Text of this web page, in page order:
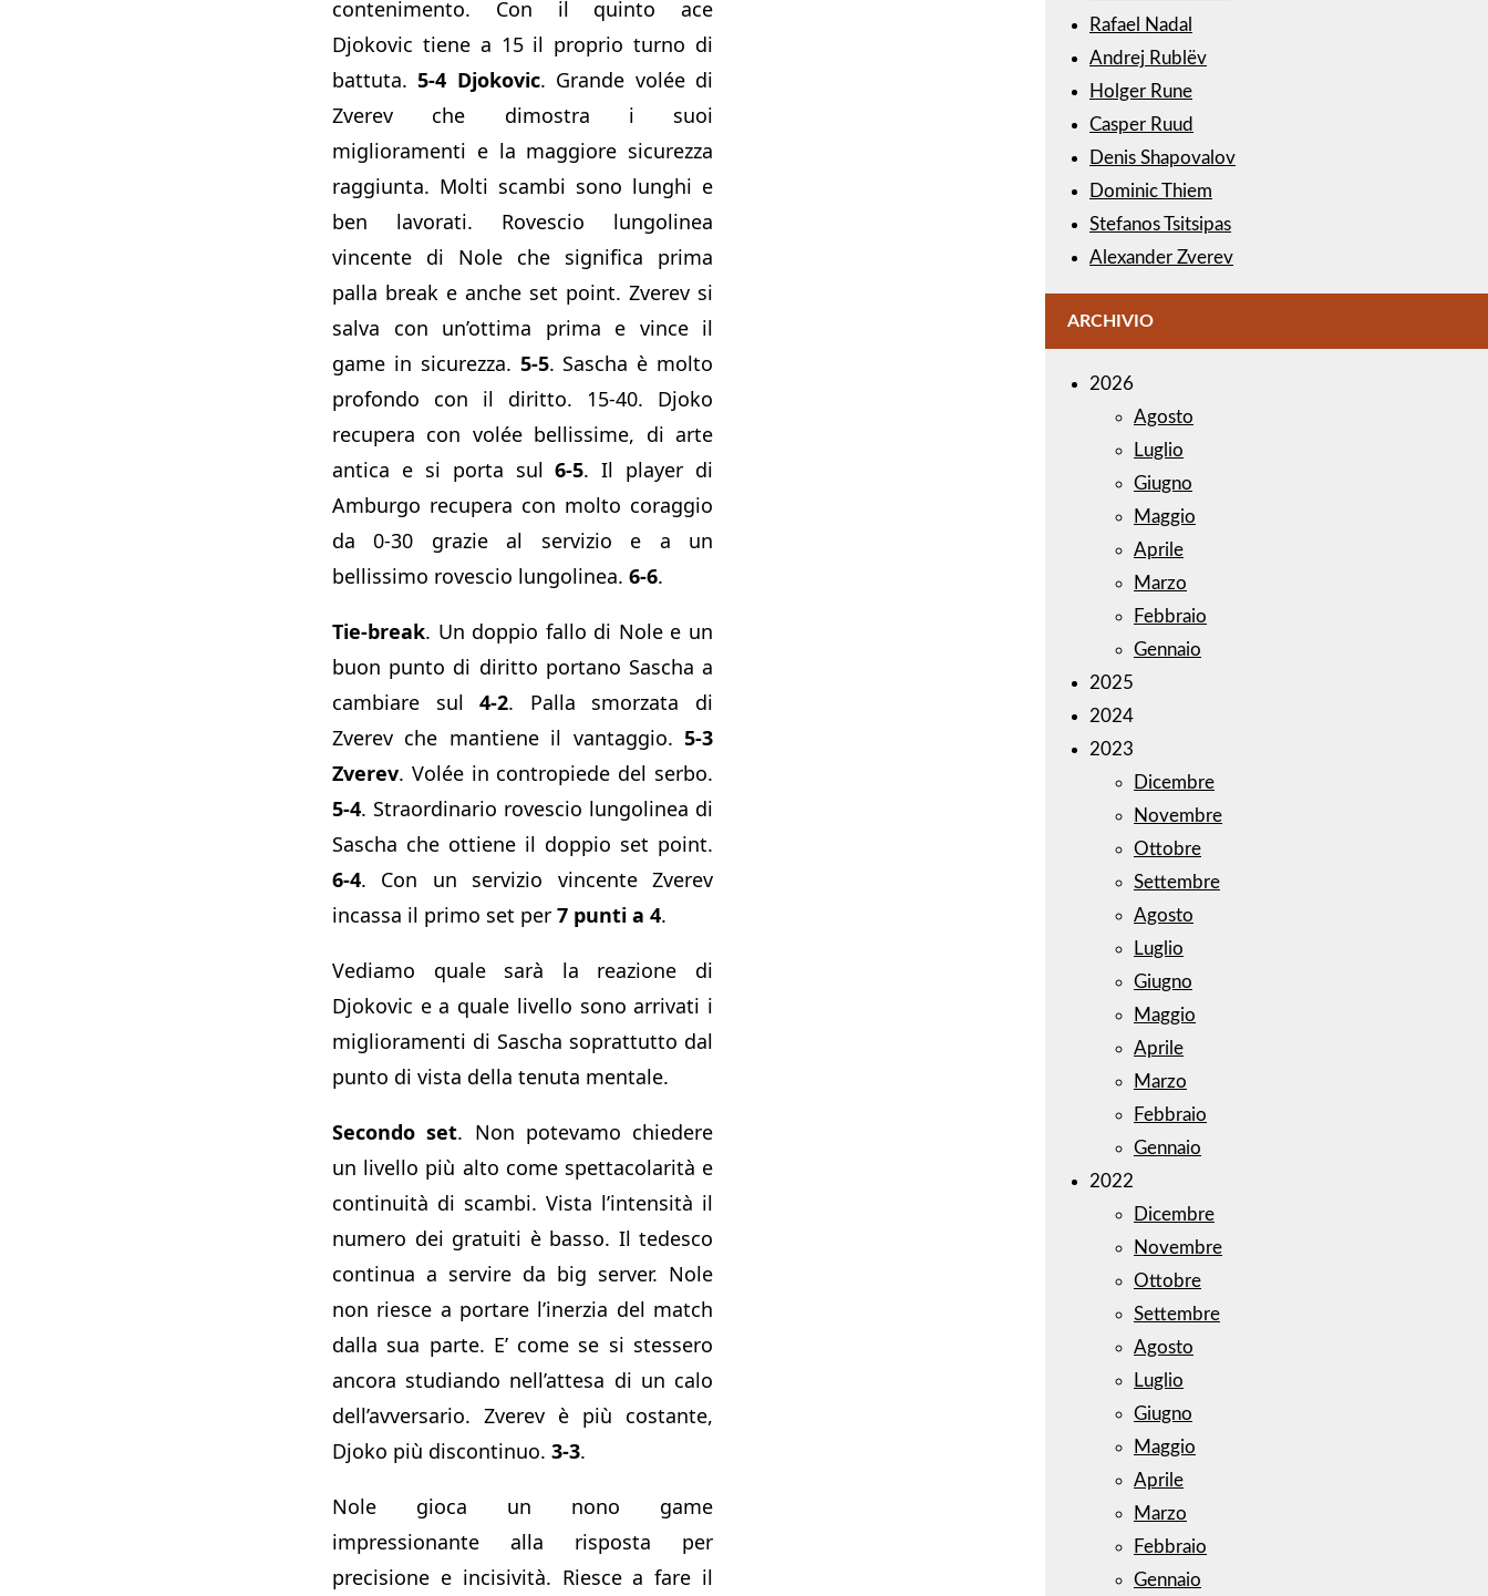
contenimento. Con il quinto ace
Djokovic tiene a 15 il proprio turno di
battuta.5-4 Djokovic. Grande volée di
Zverev che dimostra i suoi
miglioramenti e la maggiore sicurezza
raggiunta. Molti scambi sono lunghi e
ben lavorati. Rovescio lungolinea
vincente di Nole che significa prima
palla break e anche set point. Zverev si
salva con un’ottima prima e vince il
game in sicurezza. 5-5. Sascha è molto
profondo con il diritto. 15-40. Djoko
recupera con volée bellissime, di arte
antica e si porta sul6-5. Il player di
Amburgo recupera con molto coraggio
da 0-30 grazie al servizio e a un
bellissimo rovescio lungolinea. 6-6.
Tie-break. Un doppio fallo di Nole e un
buon punto di diritto portano Sascha a
cambiare sul4-2. Palla smorzata di
Zverev che mantiene il vantaggio. 5-3
Zverev. Volée in contropiede del serbo.
5-4. Straordinario rovescio lungolinea di
Sascha che ottiene il doppio set point.
6-4. Con un servizio vincente Zverev
incassa il primo set per 7 punti a 4.
Vediamo quale sarà la reazione di
Djokovic e a quale livello sono arrivati i
miglioramenti di Sascha soprattutto dal
punto di vista della tenuta mentale.
Secondo set. Non potevamo chiedere
un livello più alto come spettacolarità e
continuità di scambi. Vista l’intensità il
numero dei gratuiti è basso. Il tedesco
continua a servire da big server. Nole
non riesce a portare l’inerzia del match
dalla sua parte. E’ come se si stessero
ancora studiando nell’attesa di un calo
dell’avversario. Zverev è più costante,
Djoko più discontinuo. 3-3.
Nole gioca un nono game
impressionante alla risposta per
precisione e incisività. Riesce a fare il
Rafael Nadal
Andrej Rublëv
Holger Rune
Casper Ruud
Denis Shapovalov
Dominic Thiem
Stefanos Tsitsipas
Alexander Zverev
ARCHIVIO
2026
Agosto
Luglio
Giugno
Maggio
Aprile
Marzo
Febbraio
Gennaio
2025
2024
2023
Dicembre
Novembre
Ottobre
Settembre
Agosto
Luglio
Giugno
Maggio
Aprile
Marzo
Febbraio
Gennaio
2022
Dicembre
Novembre
Ottobre
Settembre
Agosto
Luglio
Giugno
Maggio
Aprile
Marzo
Febbraio
Gennaio